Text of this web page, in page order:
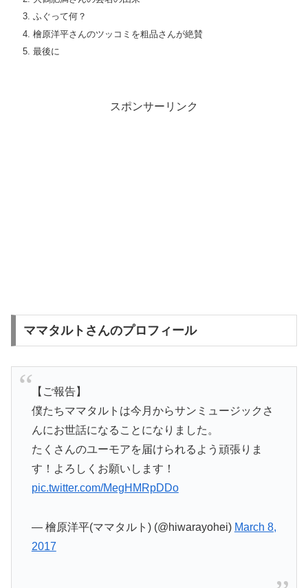
ふぐって何？
檜原洋平さんのツッコミを粗品さんが絶賛
最後に
スポンサーリンク
ママタルトさんのプロフィール
【ご報告】
僕たちママタルトは今月からサンミュージックさ
んにお世話になることになりました。
たくさんのユーモアを届けられるよう頑張りま
す！よろしくお願いします！
pic.twitter.com/MegHMRpDDo
— 檜原洋平(ママタルト) (@hiwarayohei) March 8,
2017